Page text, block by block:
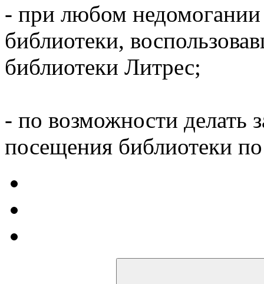
- при любом недомогании
библиотеки,
библиотеки Литрес;
- по возможности делать
посещения библиотеки